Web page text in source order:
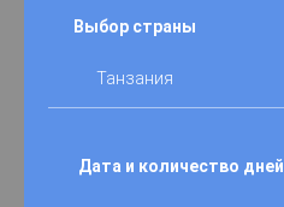
Выбор страны
Танзания
Дата и количество дней